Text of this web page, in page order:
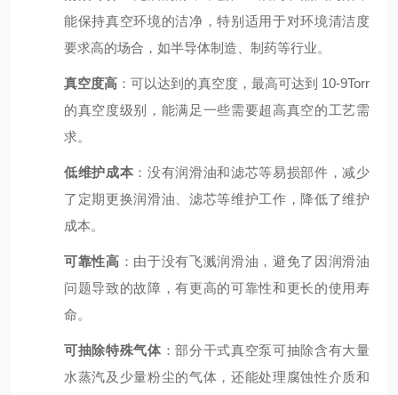
能保持真空环境的洁净，特别适用于对环境清洁度
要求高的场合，如半导体制造、制药等行业。
真空度高 ：可以达到的真空度，最高可达到 10-9Torr
的真空度级别，能满足一些需要超高真空的工艺需
求。
低维护成本 ：没有润滑油和滤芯等易损部件，减少
了定期更换润滑油、滤芯等维护工作，降低了维护
成本。
可靠性高 ：由于没有飞溅润滑油，避免了因润滑油
问题导致的故障，有更高的可靠性和更长的使用寿
命。
可抽除特殊气体：部分干式真空泵可抽除含有大量
水蒸汽及少量粉尘的气体，还能处理腐蚀性介质和